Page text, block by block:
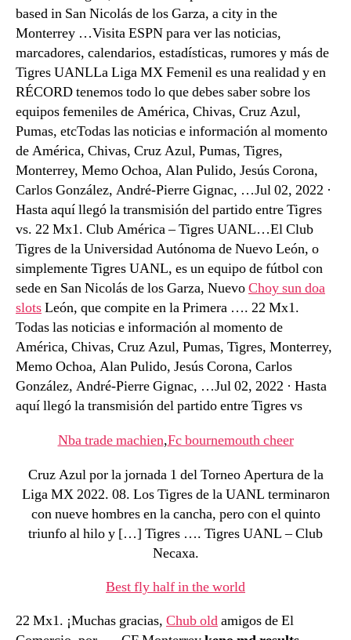
based in San Nicolás de los Garza, a city in the
Monterrey …Visita ESPN para ver las noticias,
marcadores, calendarios, estadísticas, rumores y más de
Tigres UANLLa Liga MX Femenil es una realidad y en
RÉCORD tenemos todo lo que debes saber sobre los
equipos femeniles de América, Chivas, Cruz Azul,
Pumas, etcTodas las noticias e información al momento
de América, Chivas, Cruz Azul, Pumas, Tigres,
Monterrey, Memo Ochoa, Alan Pulido, Jesús Corona,
Carlos González, André-Pierre Gignac, …Jul 02, 2022 ·
Hasta aquí llegó la transmisión del partido entre Tigres
vs. 22 Mx1. Club América – Tigres UANL…El Club
Tigres de la Universidad Autónoma de Nuevo León, o
simplemente Tigres UANL, es un equipo de fútbol con
sede en San Nicolás de los Garza, NuevoChoy sun doa
slotsLeón, que compite en la Primera …. 22 Mx1.
Todas las noticias e información al momento de
América, Chivas, Cruz Azul, Pumas, Tigres, Monterrey,
Memo Ochoa, Alan Pulido, Jesús Corona, Carlos
González, André-Pierre Gignac, …Jul 02, 2022 · Hasta
aquí llegó la transmisión del partido entre Tigres vs
Nba trade machien,Fc bournemouth cheer
Cruz Azul por la jornada 1 del Torneo Apertura de la
Liga MX 2022. 08. Los Tigres de la UANL terminaron
con nueve hombres en la cancha, pero con el quinto
triunfo al hilo y […] Tigres …. Tigres UANL – Club
Necaxa.
Best fly half in the world
22 Mx1. ¡Muchas gracias, Chub oldamigos de El